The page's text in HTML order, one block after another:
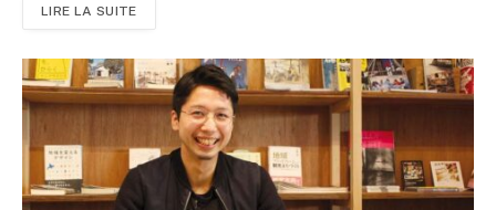
LIRE LA SUITE